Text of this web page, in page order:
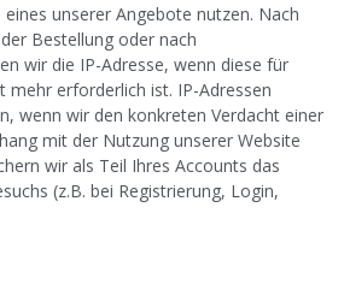
unserer Angebote nutzen. Nach
Bestellung oder nach
wir die IP-Adresse, wenn diese für
mehr erforderlich ist. IP-Adressen
wenn wir den konkreten Verdacht einer
mit der Nutzung unserer Website
wir als Teil Ihres Accounts das
(z.B. bei Registrierung, Login,